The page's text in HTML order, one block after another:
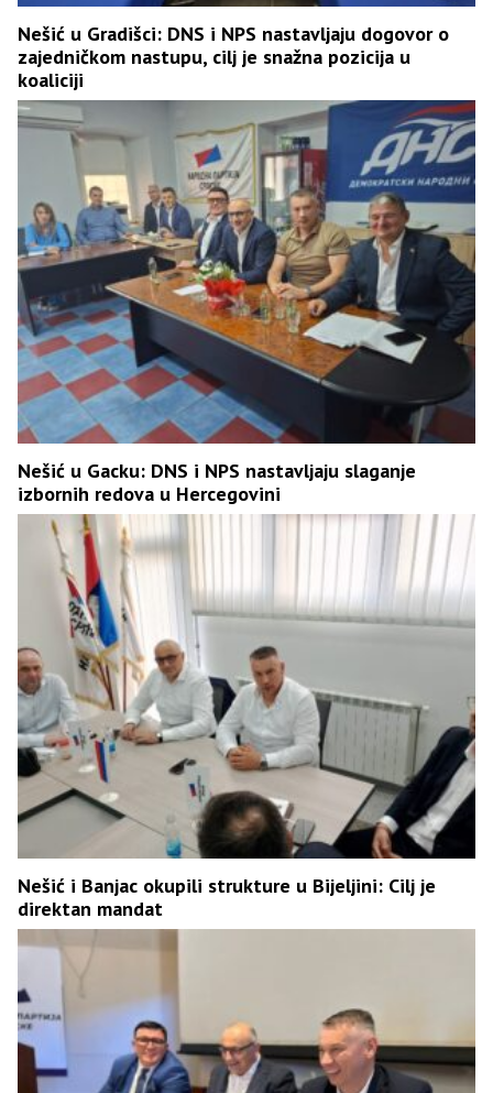
Nešić u Gradišci: DNS i NPS nastavljaju dogovor o
zajedničkom nastupu, cilj je snažna pozicija u
koaliciji
Nešić u Gacku: DNS i NPS nastavljaju slaganje
izbornih redova u Hercegovini
Nešić i Banjac okupili strukture u Bijeljini: Cilj je
direktan mandat